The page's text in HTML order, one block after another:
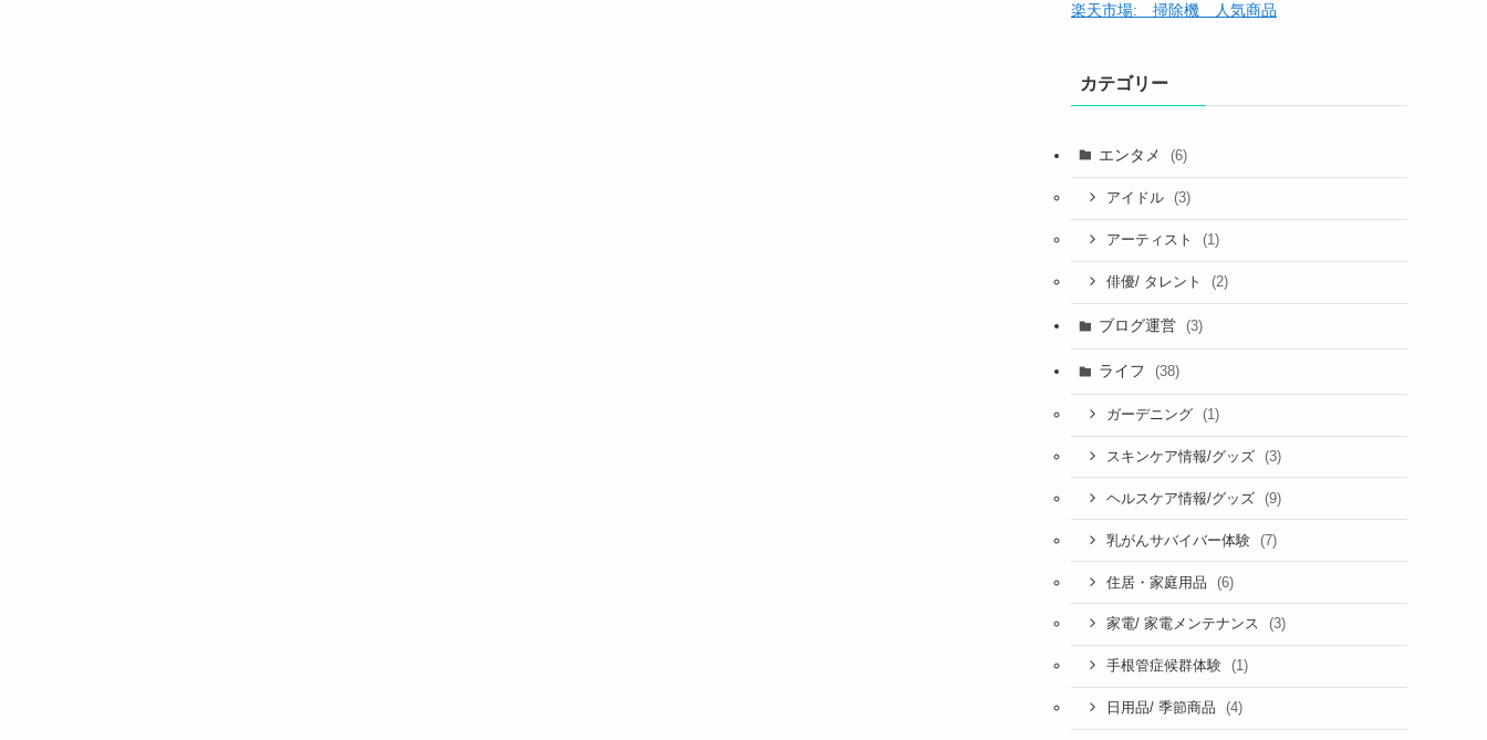
楽天市場: 掃除機 人気商品
カテゴリー
エンタメ (6)
アイドル (3)
アーティスト (1)
俳優/ タレント (2)
ブログ運営 (3)
ライフ (38)
ガーデニング (1)
スキンケア情報/グッズ (3)
ヘルスケア情報/グッズ (9)
乳がんサバイバー体験 (7)
住居・家庭用品 (6)
家電/ 家電メンテナンス (3)
手根管症候群体験 (1)
日用品/ 季節商品 (4)